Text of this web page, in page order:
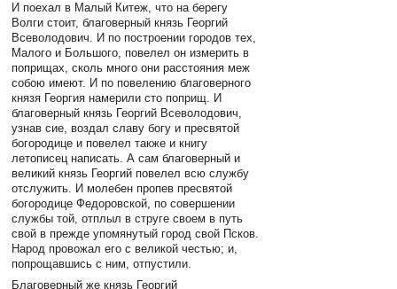
И поехал в Малый Китеж, что на берегу
Волги стоит, благоверный князь Георгий
Всеволодович. И по построении городов тех,
Малого и Большого, повелел он измерить в
поприщах, сколь много они расстояния меж
собою имеют. И по повелению благоверного
князя Георгия намерили сто поприщ. И
благоверный князь Георгий Всеволодович,
узнав сие, воздал славу богу и пресвятой
богородице и повелел также и книгу
летописец написать. А сам благоверный и
великий князь Георгий повелел всю службу
отслужить. И молебен пропев пресвятой
богородице Федоровской, по совершении
службы той, отплыл в струге своем в путь
свой в прежде упомянутый город свой Псков.
Народ провожал его с великой честью; и,
попрощавшись с ним, отпустили.
Благоверный же князь Георгий